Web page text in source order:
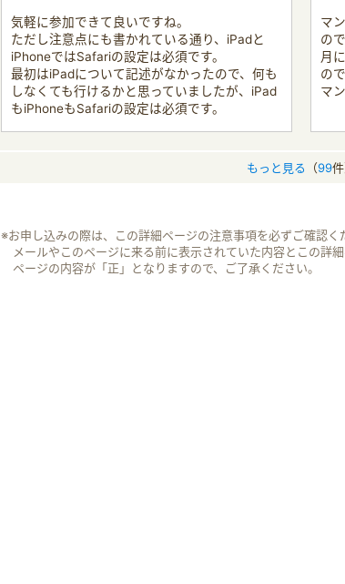
気軽に参加できて良いですね。
ただし注意点にも書かれている通り、iPadと
iPhoneではSafariの設定は必須です。
最初はiPadについて記述がなかったので、何も
しなくても行けるかと思っていましたが、iPad
もiPhoneもSafariの設定は必須です。
マ
の
月
の
マ
もっと見る （99件
※お申し込みの際は、この詳細ページの注意事項を必ずご確認く
メールやこのページに来る前に表示されていた内容とこの詳
ページの内容が「正」となりますので、ご了承ください。